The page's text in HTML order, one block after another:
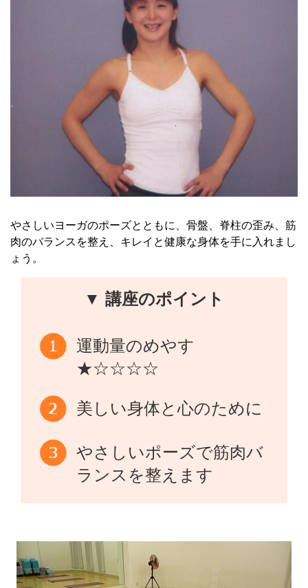
やさしいヨーガのポーズとともに、骨盤、脊柱の歪み、筋
肉のバランスを整え、キレイと健康な身体を手に入れまし
ょう。
▼ 講座のポイント
運動量のめやす
★☆☆☆☆
美しい身体と心のために
やさしいポーズで筋肉バ
ランスを整えます